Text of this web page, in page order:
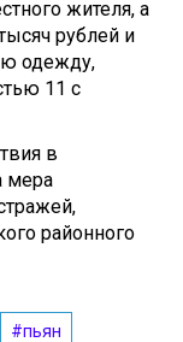
жителя, а
рублей и
одежду,
11 с
в
мера
районного
#пьян